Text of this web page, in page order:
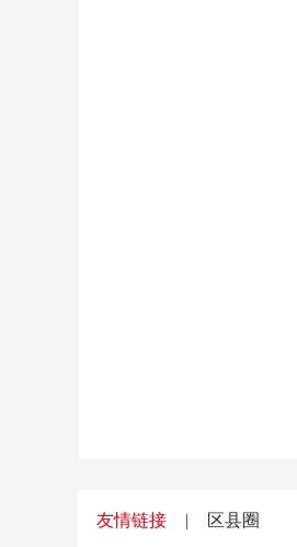
友情链接 | 区县圈